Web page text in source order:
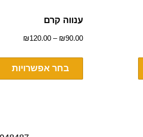
ענווה קרם
₪90.00
–
₪120.00
בחר אפשרויות